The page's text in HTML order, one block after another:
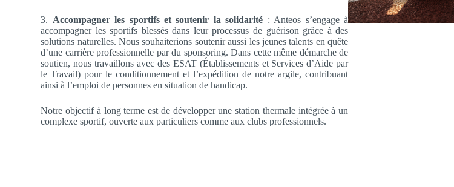
3. Accompagner les sportifs et soutenir la solidarité : Anteos s’engage à
accompagner les sportifs blessés dans leur processus de guérison grâce à des
solutions naturelles. Nous souhaiterions soutenir aussi les jeunes talents en quête
d’une carrière professionnelle par du sponsoring. Dans cette même démarche de
soutien, nous travaillons avec des ESAT (Établissements et Services d’Aide par
le Travail) pour le conditionnement et l’expédition de notre argile, contribuant
ainsi à l’emploi de personnes en situation de handicap.
Notre objectif à long terme est de développer une station thermale intégrée à un
complexe sportif, ouverte aux particuliers comme aux clubs professionnels.